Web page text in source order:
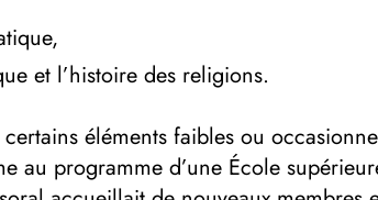
et l’histoire des religions.
éléments faibles ou
programme d’une École